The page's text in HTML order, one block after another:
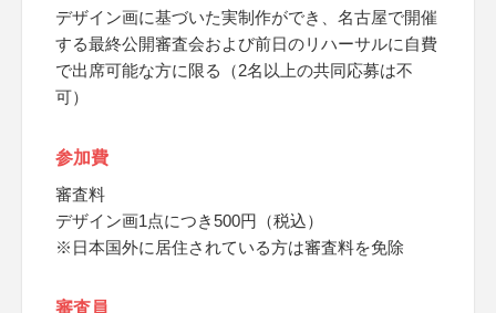
デザイン画に基づいた実制作ができ、名古屋で開催
する最終公開審査会および前日のリハーサルに自費
で出席可能な方に限る（2名以上の共同応募は不
可）
参加費
審査料
デザイン画1点につき500円（税込）
※日本国外に居住されている方は審査料を免除
審査員